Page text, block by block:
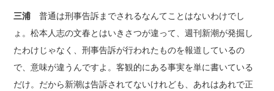
三浦 普通は刑事告訴までされるなんてことはないわけでし
ょ。松本人志の文春とはいきさつが違って、週刊新潮が発掘し
たわけじゃなく、刑事告訴が行われたものを報道しているの
で、意味が違うんですよ。客観的にある事実を単に書いている
だけ。だから新潮は告訴されてないけれども、あれはあれで正